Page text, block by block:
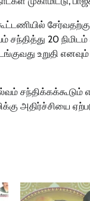
20
உறுதி
அதிர்ச்சியை